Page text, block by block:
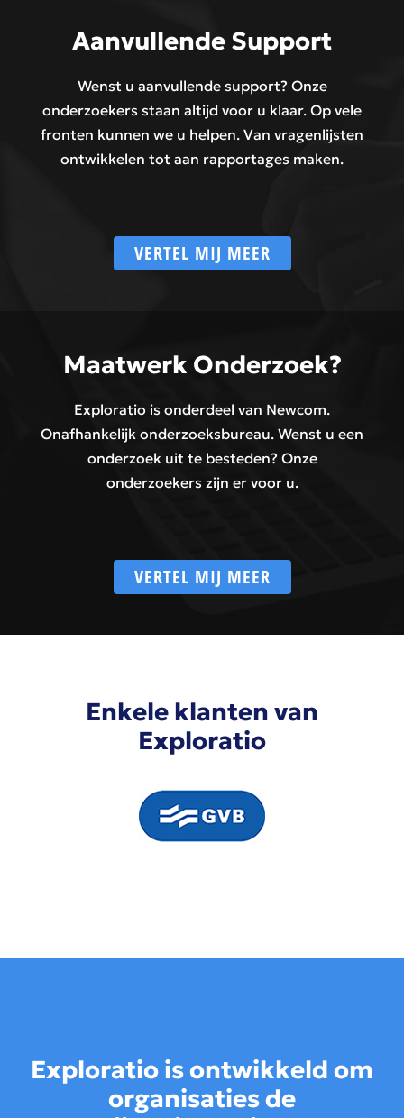
Aanvullende Support
Wenst u aanvullende support? Onze
onderzoekers staan altijd voor u klaar. Op vele
fronten kunnen we u helpen. Van vragenlijsten
ontwikkelen tot aan rapportages maken.
VERTEL MIJ MEER
Maatwerk Onderzoek?
Exploratio is onderdeel van Newcom.
Onafhankelijk onderzoeksbureau. Wenst u een
onderzoek uit te besteden? Onze
onderzoekers zijn er voor u.
VERTEL MIJ MEER
Enkele klanten van
Exploratio
Exploratio is ontwikkeld om
organisaties de